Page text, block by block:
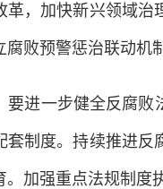
革，加快新兴领域治
腐败预警惩治联动机
一步健全反腐败法
套制度。持续推进
。加强重点法规制度